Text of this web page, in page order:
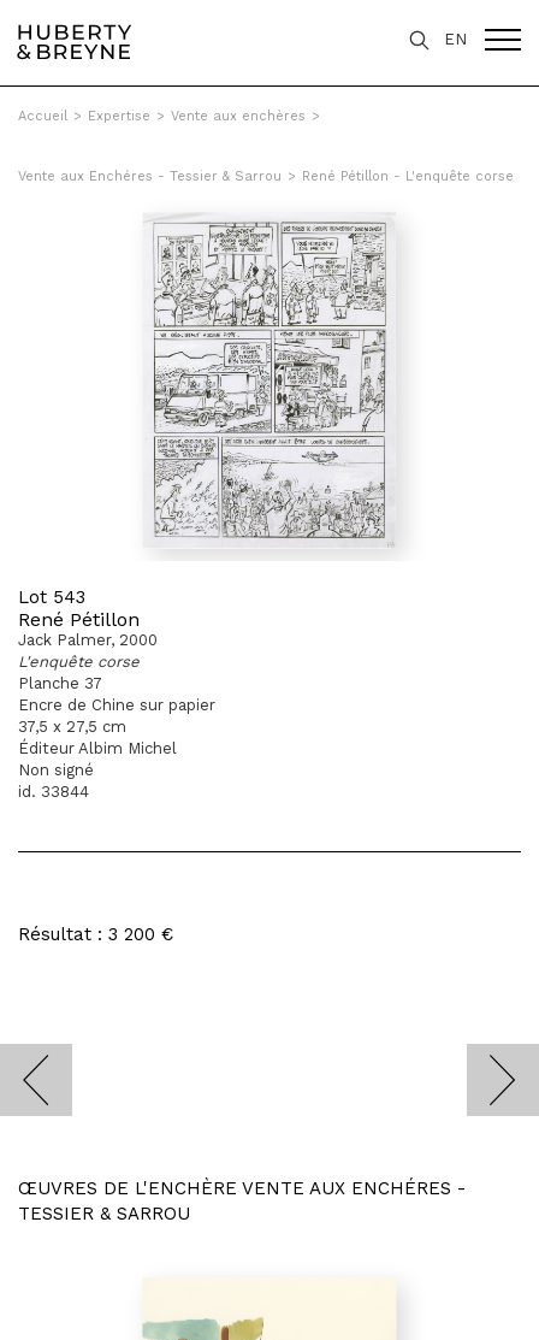
EN
Accueil > Expertise > Vente aux enchères >
Vente aux Enchéres - Tessier & Sarrou > René Pétillon - L'enquête corse
Lot 543
René Pétillon
Jack Palmer, 2000
L'enquête corse
Planche 37
Encre de Chine sur papier
37,5 x 27,5 cm
Éditeur Albim Michel
Non signé
id. 33844
Résultat : 3 200 €
ŒUVRES DE L'ENCHÈRE VENTE AUX ENCHÉRES -
TESSIER & SARROU